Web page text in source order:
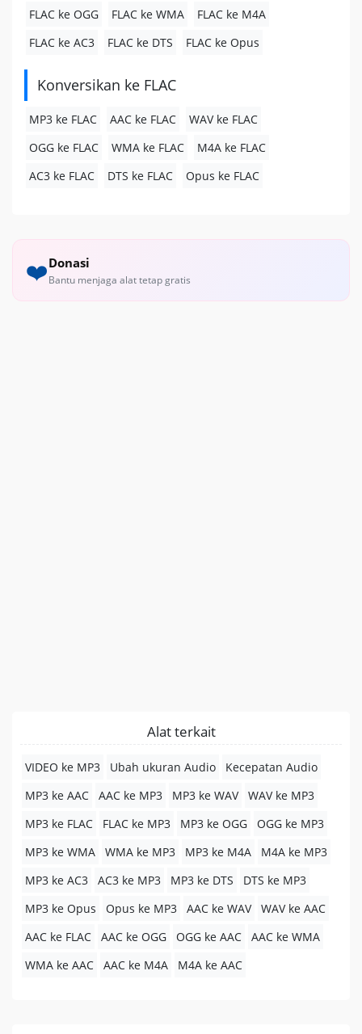
FLAC ke OGG FLAC ke WMA
FLAC ke M4A
FLAC ke AC3
FLAC ke DTS FLAC ke Opus
Konversikan ke FLAC
MP3 ke FLAC AAC ke FLAC
WAV ke FLAC
OGG ke FLAC
WMA ke FLAC
M4A ke FLAC
AC3 ke FLAC
DTS ke FLAC Opus ke FLAC
❤️Donasi
Bantu menjaga alat tetap gratis
Alat terkait
VIDEO ke MP3 Ubah ukuran Audio
Kecepatan Audio
MP3 ke AAC
AAC ke MP3 MP3 ke WAV
WAV ke MP3
MP3 ke FLAC
FLAC ke MP3 MP3 ke OGG
OGG ke MP3
MP3 ke WMA
WMA ke MP3 MP3 ke M4A
M4A ke MP3
MP3 ke AC3
AC3 ke MP3 MP3 ke DTS
DTS ke MP3
MP3 ke Opus
Opus ke MP3 AAC ke WAV
WAV ke AAC
AAC ke FLAC
AAC ke OGG OGG ke AAC
AAC ke WMA
WMA ke AAC
AAC ke M4A M4A ke AAC